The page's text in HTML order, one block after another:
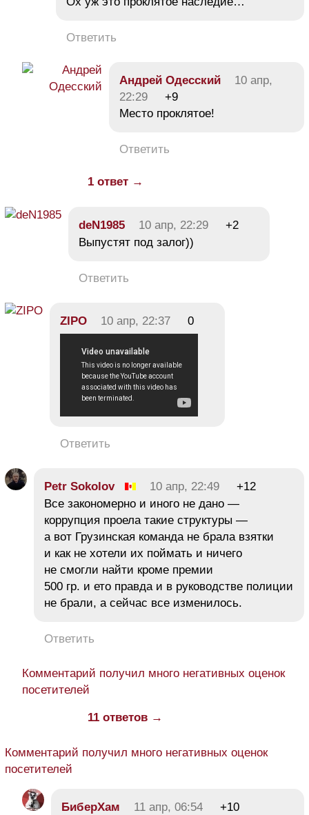
Ответить
Андрей Одесский
10 апр,
22:29
+9
Место проклятое!
Ответить
1 ответ →
deN1985 10 апр, 22:29
+2
Выпустят под залог))
Ответить
ZIPO 10 апр, 22:37 0
Ответить
Petr Sokolov 10 апр, 22:49
+12
Все закономерно и иного не дано —
коррупция проела такие структуры —
а вот Грузинская команда не брала взятки
и как не хотели их поймать и ничего
не смогли найти кроме премии
500 гр. и ето правда и в руководстве полиции
не брали, а сейчас все изменилось.
Ответить
Комментарий получил много негативных оценок
посетителей
11 ответов →
Комментарий получил много негативных оценок
посетителей
БиберХам 11 апр, 06:54
+10